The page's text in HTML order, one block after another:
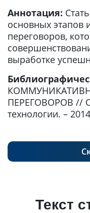
Аннотация:
основных этапов
переговоров,
выработке
ПЕРЕГОВОРОВ //
технологии. –
Текст